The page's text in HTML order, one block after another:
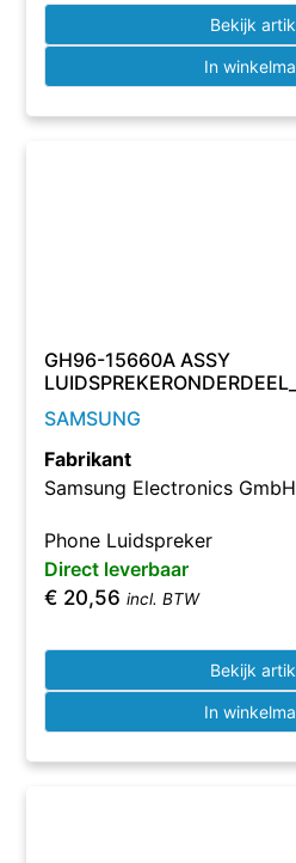
Bekijk
In
GH96-15660A ASSY
SAMSUNG
Fabrikant
Samsung Electronics GmbH
Phone Luidspreker
Direct leverbaar
€ 20,56 incl. BTW
Bekijk
In